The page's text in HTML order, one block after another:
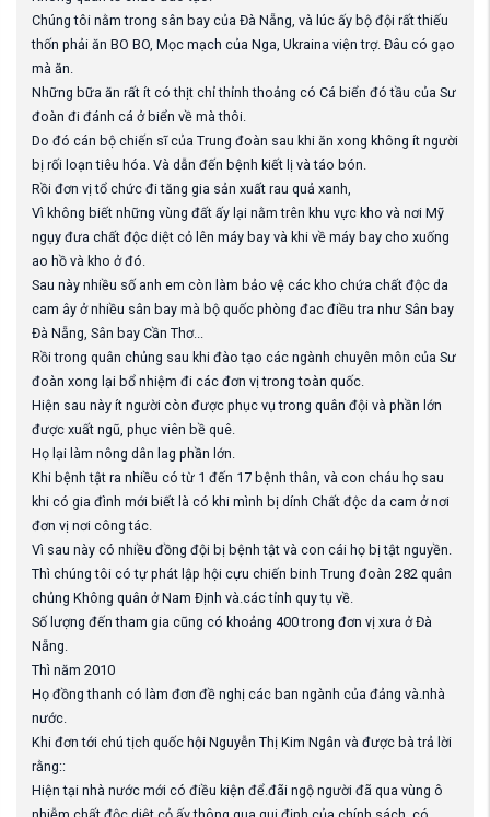
Chúng tôi nằm trong sân bay của Đà Nẵng, và lúc ấy bộ đội rất thiếu
thốn phải ăn BO BO, Mọc mạch của Nga, Ukraina viện trợ. Đâu có gạo
mà ăn.
Những bữa ăn rất ít có thịt chỉ thỉnh thoảng có Cá biển đó tầu của Sư
đoàn đi đánh cá ở biển về mà thôi.
Do đó cán bộ chiến sĩ của Trung đoàn sau khi ăn xong không ít người
bị rối loạn tiêu hóa. Và dẫn đến bệnh kiết lị và táo bón.
Rồi đơn vị tổ chức đi tăng gia sản xuất rau quả xanh,
Vì không biết những vùng đất ấy lại nằm trên khu vực kho và nơi Mỹ
ngụy đưa chất độc diệt cỏ lên máy bay và khi về máy bay cho xuống
ao hồ và kho ở đó.
Sau này nhiều số anh em còn làm bảo vệ các kho chứa chất độc da
cam ây ở nhiều sân bay mà bộ quốc phòng đac điều tra như Sân bay
Đà Nẵng, Sân bay Cần Thơ...
Rồi trong quân chủng sau khi đào tạo các ngành chuyên môn của Sư
đoàn xong lại bổ nhiệm đi các đơn vị trong toàn quốc.
Hiện sau này ít người còn được phục vụ trong quân đội và phần lớn
được xuất ngũ, phục viên bề quê.
Họ lại làm nông dân lag phần lớn.
Khi bệnh tật ra nhiều có từ 1 đến 17 bệnh thân, và con cháu họ sau
khi có gia đình mới biết là có khi mình bị dính Chất độc da cam ở nơi
đơn vị nơi công tác.
Vì sau này có nhiều đồng đội bị bệnh tật và con cái họ bị tật nguyền.
Thì chúng tôi có tự phát lập hội cựu chiến binh Trung đoàn 282 quân
chủng Không quân ở Nam Định và.các tỉnh quy tụ về.
Số lượng đến tham gia cũng có khoảng 400 trong đơn vị xưa ở Đà
Nẵng.
Thì năm 2010
Họ đồng thanh có làm đơn đề nghị các ban ngành của đảng và.nhà
nước.
Khi đơn tới chú tịch quốc hội Nguyễn Thị Kim Ngân và được bà trả lời
rằng::
Hiện tại nhà nước mới có điều kiện để.đãi ngộ người đã qua vùng ô